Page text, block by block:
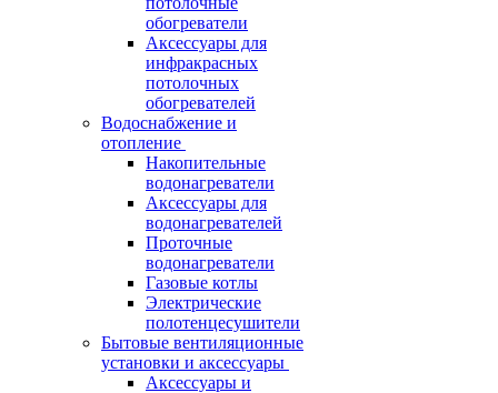
обогреватели
Аксессуары для
инфракрасных
потолочных
обогревателей
Водоснабжение и
отопление
Накопительные
водонагреватели
Аксессуары для
водонагревателей
Проточные
водонагреватели
Газовые котлы
Электрические
полотенцесушители
Бытовые вентиляционные
установки и аксессуары
Аксессуары и